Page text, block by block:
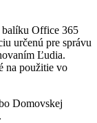
balíku Office 365
určenú pre správu
Ľudia.
na použitie vo
Domovskej